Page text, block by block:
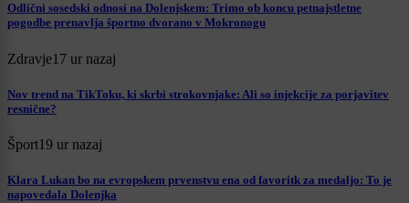
Odlični sosedski odnosi na Dolenjskem: Trimo ob koncu petnajstletne
pogodbe prenavlja športno dvorano v Mokronogu
Zdravje17 ur nazaj
Nov trend na TikToku, ki skrbi strokovnjake: Ali so injekcije za porjavitev
resnične?
Šport19 ur nazaj
Klara Lukan bo na evropskem prvenstvu ena od favoritk za medaljo: To je
napovedala Dolenjka